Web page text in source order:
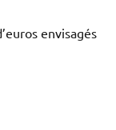
envisagés